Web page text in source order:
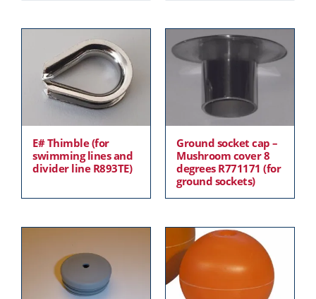
E# Thimble (for
swimming lines and
divider line R893TE)
Ground socket cap –
Mushroom cover 8
degrees R771171 (for
ground sockets)